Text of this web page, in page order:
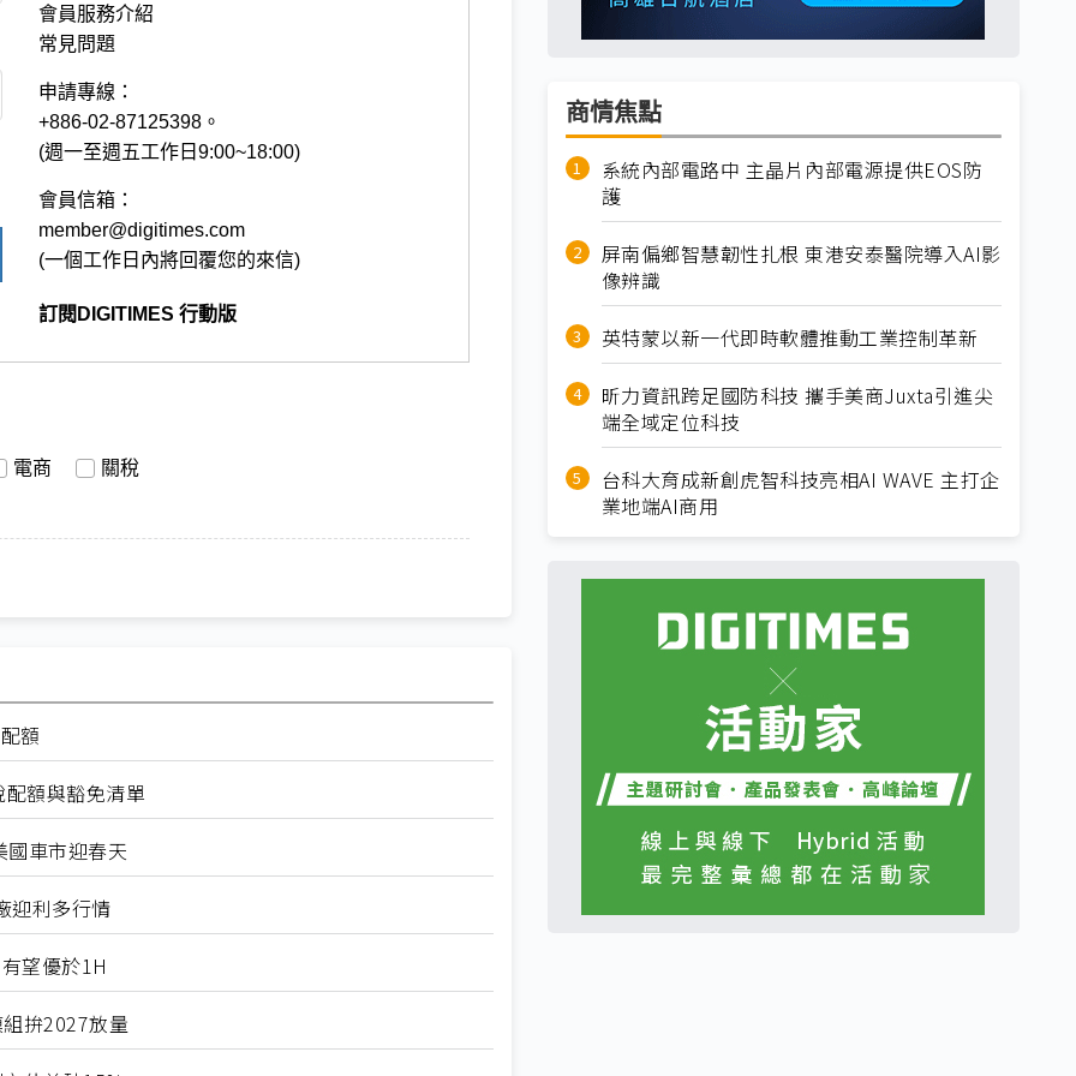
會員服務介紹
常見問題
申請專線：
+886-02-87125398。
(週一至週五工作日9:00~18:00)
會員信箱：
member@digitimes.com
(一個工作日內將回覆您的來信)
訂閱DIGITIMES 行動版
電商 關稅
額
額與豁免清單
車市迎春天
迎利多行情
望優於1H
拚2027放量
商情焦點
系統內部電路中 主晶片內部電源提供EOS防
護
屏南偏鄉智慧韌性扎根 東港安泰醫院導入AI影
像辨識
英特蒙以新一代即時軟體推動工業控制革新
昕力資訊跨足國防科技 攜手美商Juxta引進尖
端全域定位科技
台科大育成新創虎智科技亮相AI WAVE 主打企
業地端AI商用